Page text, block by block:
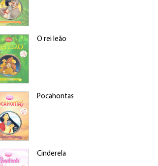
O rei leão
Pocahontas
Cinderela